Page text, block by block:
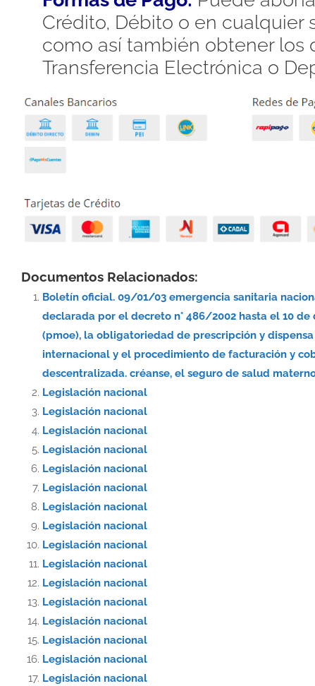
Crédito, Débito o en cualquier
como así también obtener los
Transferencia Electrónica o
Documentos Relacionados:
Boletín oficial. 09/01/03 emergencia sanitaria
declarada por el decreto n° 486/2002 hasta el 10
(pmoe), la obligatoriedad de prescripción y
internacional y el procedimiento de facturación y
descentralizada. créanse, el seguro de salud
Legislación nacional
Legislación nacional
Legislación nacional
Legislación nacional
Legislación nacional
Legislación nacional
Legislación nacional
Legislación nacional
Legislación nacional
Legislación nacional
Legislación nacional
Legislación nacional
Legislación nacional
Legislación nacional
Legislación nacional
Legislación nacional